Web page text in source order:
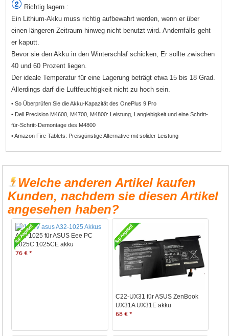
Richtig lagern :
Ein Lithium-Akku muss richtig aufbewahrt werden, wenn er über
einen längeren Zeitraum hinweg nicht benutzt wird. Andernfalls geht
er kaputt.
Bevor sie den Akku in den Winterschlaf schicken, Er sollte zwischen
40 und 60 Prozent liegen.
Der ideale Temperatur für eine Lagerung beträgt etwa 15 bis 18 Grad.
Allerdings darf die Luftfeuchtigkeit nicht zu hoch sein.
• So Überprüfen Sie die Akku-Kapazität des OnePlus 9 Pro
• Dell Precision M4600, M4700, M4800: Leistung, Langlebigkeit und eine Schritt-
für-Schritt-Demontage des M4800
• Amazon Fire Tablets: Preisgünstige Alternative mit solider Leistung
Welche anderen Artikel kaufen
Kunden, nachdem sie diesen Artikel
angesehen haben?
A32-1025 für ASUS Eee PC
1025C 1025CE akku
76 € *
C22-UX31 für ASUS ZenBook
UX31A UX31E akku
68 € *